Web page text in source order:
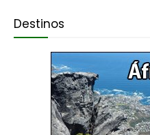
Destinos